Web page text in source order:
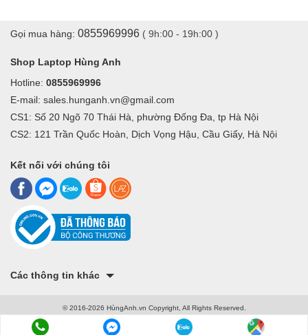
Gọi mua hàng: 0855969996 ( 9h:00 - 19h:00 )
Shop Laptop Hùng Anh
Hotline: 0855969996
E-mail: sales.hunganh.vn@gmail.com
CS1: Số 20 Ngõ 70 Thái Hà, phường Đống Đa, tp Hà Nội
CS2: 121 Trần Quốc Hoàn, Dịch Vọng Hậu, Cầu Giấy, Hà Nội
Kết nối với chúng tôi
Các thông tin khác
© 2016-2026 HùngAnh.vn Copyright, All Rights Reserved.